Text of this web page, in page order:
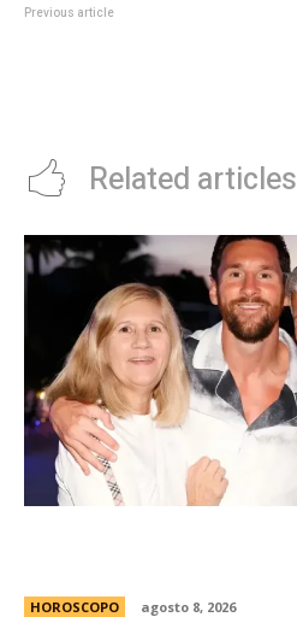
Previous article
Related articles
HOROSCOPO agosto 8, 2026